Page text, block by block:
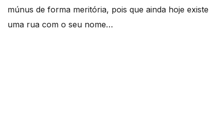
múnus de forma meritória, pois que ainda hoje existe
uma rua com o seu nome…